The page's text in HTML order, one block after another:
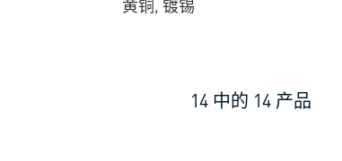
黄铜, 镀锡
14 中的 14 产品